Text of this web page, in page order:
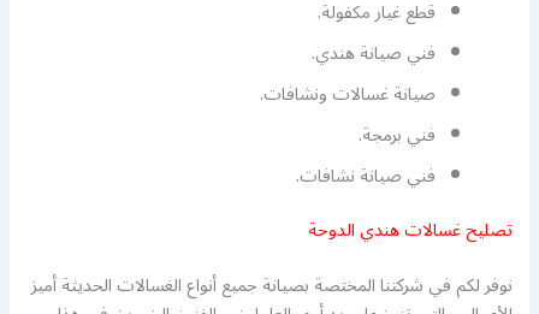
قطع غيار مكفولة.
فني صيانة هندي.
صيانة غسالات ونشافات.
فني برمجة.
فني صيانة نشافات.
تصليح غسالات هندي الدوحة
نوفر لكم في شركتنا المختصة بصيانة جميع أنواع الغسالات الحديثة أميز